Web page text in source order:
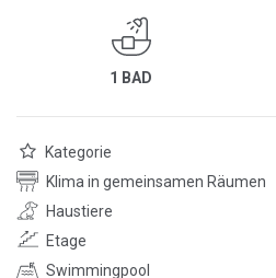
1 BAD
Kategorie
Klima in gemeinsamen Räumen
Haustiere
Etage
Swimmingpool